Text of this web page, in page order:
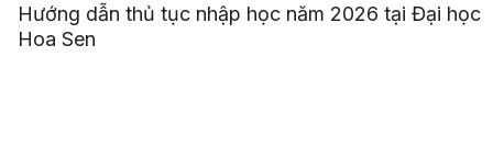
Hướng dẫn thủ tục nhập học năm 2026 tại Đại học
Hoa Sen